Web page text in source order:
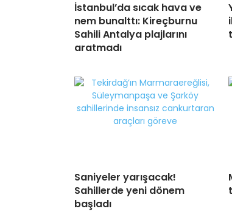
İstanbul’da sıcak hava ve
nem bunalttı: Kireçburnu
Sahili Antalya plajlarını
aratmadı
Saniyeler yarışacak!
Sahillerde yeni dönem
başladı